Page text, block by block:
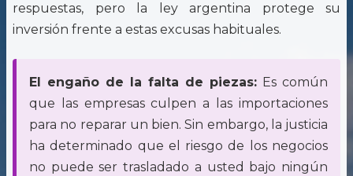
respuestas, pero la ley argentina protege su
inversión frente a estas excusas habituales.
El engaño de la falta de piezas: Es común
que las empresas culpen a las importaciones
para no reparar un bien. Sin embargo, la justicia
ha determinado que el riesgo de los negocios
no puede ser trasladado a usted bajo ningún